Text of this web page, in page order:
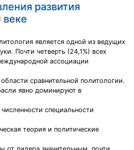
развития
веке
является одной из ведущих
Почти четверть (24,1%) всех
ассоциации
сравнительной политологии.
явно доминируют в
специальности
теория и политические